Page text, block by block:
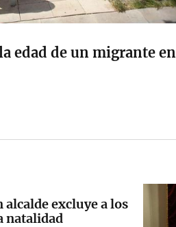
edad de un migrante en
excluye a los
natalidad